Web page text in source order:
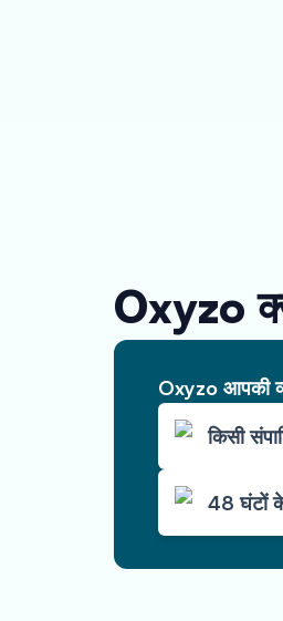
Oxyzo
Oxyzo आपकी
किसी
48 घंटों